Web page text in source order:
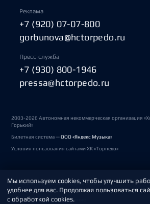
Реклама
+7 (920) 07-07-800
gorbunova@hctorpedo.ru
Пресс-служба
+7 (930) 800-1946
pressa@hctorpedo.ru
2003-2026 Автономная некоммерческая организация
Горький»
Билетная система —ООО «Яндекс Музыка»
Условия пользования сайтами ХК «Торпедо»
Политика обработки персональных данных
Пользовательское соглашение
Мы используем cookies, чтобы улучшить
удобнее для вас. Продолжая пользоваться
с обработкой cookies.